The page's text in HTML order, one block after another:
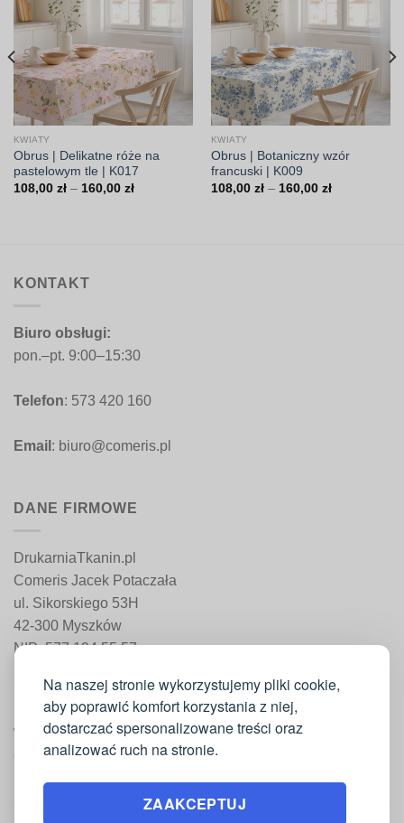
Na naszej stronie wykorzystujemy pliki cookie,
aby poprawić komfort korzystania z niej,
dostarczać spersonalizowane treści oraz
analizować ruch na stronie.
ZAAKCEPTUJ
KWIATY
Obrus | Delikatne róże na
pastelowym tle | K017
108,00 zł – 160,00 złZakres
KWIATY
Obrus | Botaniczny wzór
francuski | K009
108,00 zł – 160,00 złZakres
KONTAKT
Biuro obsługi:
pon.–pt. 9:00–15:30
Telefon: 573 420 160
Email : biuro@comeris.pl
DANE FIRMOWE
DrukarniaTkanin.pl
Comeris Jacek Potaczała
ul. Sikorskiego 53H
42-300 Myszków
NIP: 577 194 55 57
WAŻNE INFORMACJE
Moje konto